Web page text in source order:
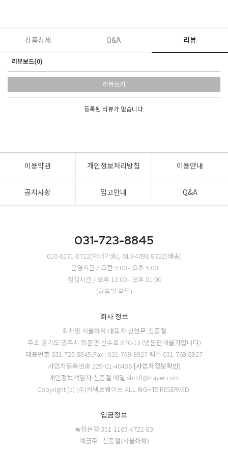
상품상세 Q&A 리뷰
리뷰보드(0)
리뷰쓰기
등록된 리뷰가 없습니다.
이용약관 개인정보처리방침 이용안내
공지사항 입고안내 Q&A
031-723-8845
010-6271-8722(재배기술), 010-4098-8722(배송)
운영시간 / 오전 9:00 - 오후 5:00
점심시간 / 오후 12:00 - 오후 01:00
(공휴일 휴무)
회사 정보
회사명 서울화훼 대표자 신현무,신종철
주소 경기도 광주시 퇴촌면 산수로 870-13 (방문판매불가합니다)
대표번호 031-723-8845,Fax : 031-769-8927 팩스 031-769-8927
사업자등록번호 229-01-46486 [사업자정보확인]
개인정보책임자 신종철 메일 shmfl@naver.com
Copyright (c) (주)커넥트웨이브 ALL RIGHTS RESERVED.
입금정보
농협은행 351-1163-4721-83
예금주 : 신종철(서울화훼)